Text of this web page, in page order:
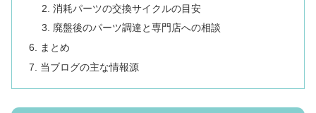
消耗パーツの交換サイクルの目安
廃盤後のパーツ調達と専門店への相談
まとめ
当ブログの主な情報源